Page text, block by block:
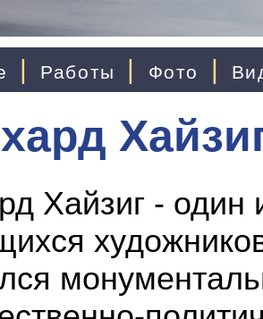
| Работы | Фото |
Хайзиг - один